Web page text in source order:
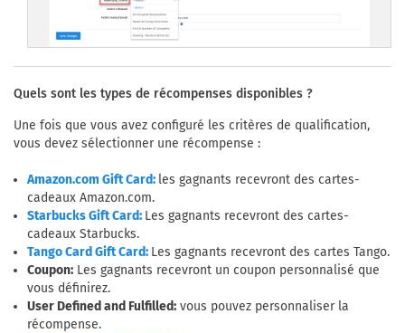
Quels sont les types de récompenses disponibles ?
Une fois que vous avez configuré les critères de qualification,
vous devez sélectionner une récompense :
Amazon.com Gift Card: les gagnants recevront des cartes-
cadeaux Amazon.com.
Starbucks Gift Card: Les gagnants recevront des cartes-
cadeaux Starbucks.
Tango Card Gift Card: Les gagnants recevront des cartes Tango.
Coupon: Les gagnants recevront un coupon personnalisé que
vous définirez.
User Defined and Fulfilled: vous pouvez personnaliser la
récompense.